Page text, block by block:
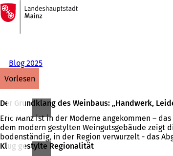
Inhalt anspringen
Zur
Startseite
Blog 2025
vorlesen
Der Grundklang des Weinbaus: „Handwerk,
Eric Manz ist in der Moderne angekommen –
dem modern gestylten Weingutsgebäude zeigt
bodenständig, in der Region verwurzelt - das
Klug gestylte Regionalität